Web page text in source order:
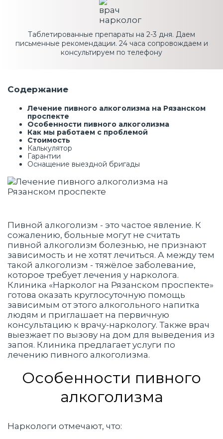
Таблетированные препараты на 2-3 дня. Даем
письменные рекомендации. 24 часа сопровождаем и
консультируем по телефону
Содержание
Лечение пивного алкоголизма на Рязанском
проспекте
Особенности пивного алкоголизма
Как мы работаем с проблемой
Стоимость
Калькулятор
Гарантии
Оснащение выездной бригады
Пивной алкоголизм - это частое явление. К
сожалению, больные могут не считать
пивной алкоголизм болезнью, не признают
зависимость и не хотят лечиться. А между тем
такой алкоголизм - тяжёлое заболевание,
которое требует лечения у нарколога.
Клиника «Нарколог на Рязанском проспекте»
готова оказать круглосуточную помощь
зависимым от этого алкогольного напитка
людям и приглашает на первичную
консультацию к врачу-наркологу. Также врач
выезжает по вызову на дом для выведения из
запоя. Клиника предлагает услуги по
лечению пивного алкоголизма.
Особенности пивного
алкоголизма
Наркологи отмечают, что: